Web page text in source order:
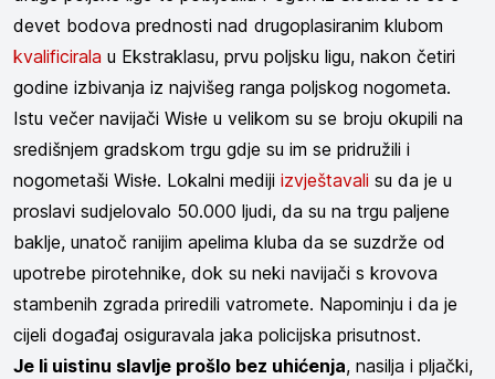
devet bodova prednosti nad drugoplasiranim klubom
kvalificirala u Ekstraklasu, prvu poljsku ligu, nakon četiri
godine izbivanja iz najvišeg ranga poljskog nogometa.
Istu večer navijači Wisłe u velikom su se broju okupili na
središnjem gradskom trgu gdje su im se pridružili i
nogometaši Wisłe. Lokalni mediji izvještavali su da je u
proslavi sudjelovalo 50.000 ljudi, da su na trgu paljene
baklje, unatoč ranijim apelima kluba da se suzdrže od
upotrebe pirotehnike, dok su neki navijači s krovova
stambenih zgrada priredili vatromete. Napominju i da je
cijeli događaj osiguravala jaka policijska prisutnost.
Je li uistinu slavlje prošlo bez uhićenja, nasilja i pljački,